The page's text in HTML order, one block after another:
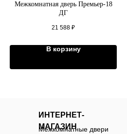
Межкомнатная дверь Премьер-18
ДГ
21 588 ₽
В корзину
ИНТЕРНЕТ-
МАГАЗИН
Межкомнатные двери